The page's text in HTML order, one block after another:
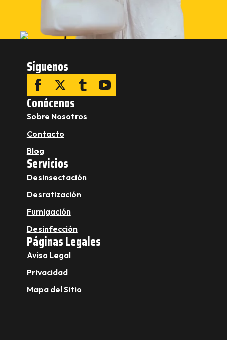
Síguenos
Conócenos
Sobre Nosotros
Contacto
Blog
Servicios
Desinsectación
Desratización
Fumigación
Desinfección
Páginas Legales
Aviso Legal
Privacidad
Mapa del Sitio